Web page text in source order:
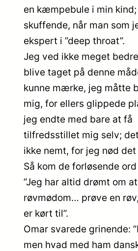
en kæmpebule i min
skuffende, når man som
ekspert i ”deep throat”.
Jeg ved ikke meget
blive taget på denne
kunne mærke, jeg måtte
mig, for ellers glippede
jeg endte med bare at få
tilfredsstillet mig selv;
ikke nemt, for jeg nød
Så kom de forløsende
”Jeg har altid drømt om
røvmødom… prøve en
er kørt til”.
Omar svarede grinende:
men hvad med ham